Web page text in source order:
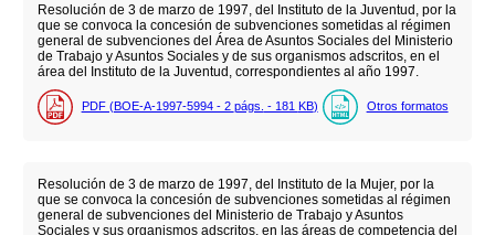
Resolución de 3 de marzo de 1997, del Instituto de la Juventud, por la
que se convoca la concesión de subvenciones sometidas al régimen
general de subvenciones del Área de Asuntos Sociales del Ministerio
de Trabajo y Asuntos Sociales y de sus organismos adscritos, en el
área del Instituto de la Juventud, correspondientes al año 1997.
PDF (BOE-A-1997-5994 - 2 págs. - 181 KB) Otros formatos
Resolución de 3 de marzo de 1997, del Instituto de la Mujer, por la
que se convoca la concesión de subvenciones sometidas al régimen
general de subvenciones del Ministerio de Trabajo y Asuntos
Sociales y sus organismos adscritos, en las áreas de competencia del